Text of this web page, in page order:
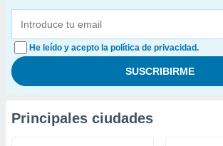
He leído y acepto la política de privacidad.
Principales ciudades